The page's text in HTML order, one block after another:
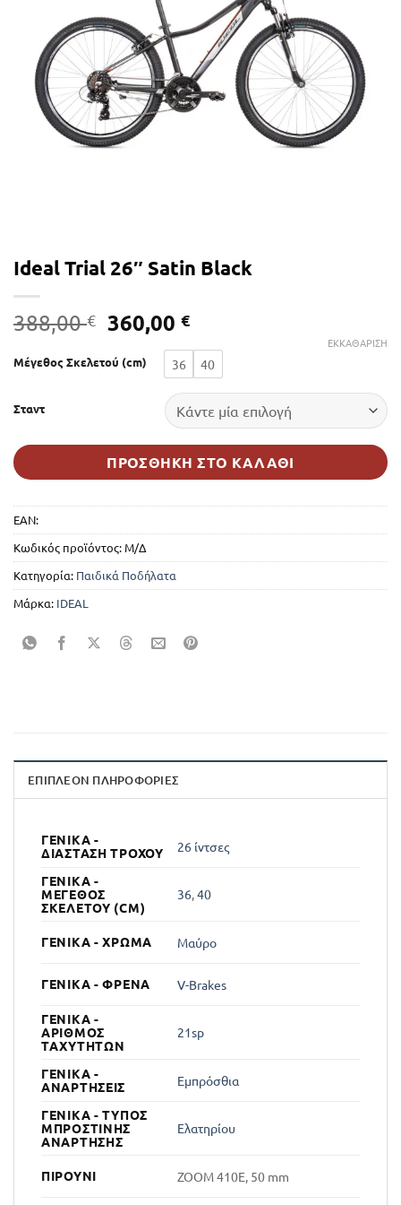
Ideal Trial 26″ Satin Black
388,00€ Original
price
was:
388,00 €.
360,00€Η
τρέχουσα
τιμή
είναι:
360,00 €.
Μέγεθος Σκελετού (cm) 36 40
Σταντ
ΕΚΚΑΘΆΡΙΣΗ
ΠΡΟΣΘΉΚΗ ΣΤΟ ΚΑΛΆΘΙ
EAN:
Κωδικός προϊόντος: Μ/Δ
Κατηγορία: Παιδικά Ποδήλατα
Μάρκα: IDEAL
ΕΠΙΠΛΈΟΝ ΠΛΗΡΟΦΟΡΊΕΣ
ΓΕΝΙΚΆ -
ΔΙΆΣΤΑΣΗ ΤΡΟΧΟΎ
26 ίντσες
ΓΕΝΙΚΆ -
ΜΈΓΕΘΟΣ
ΣΚΕΛΕΤΟΎ (CM)
36,40
ΓΕΝΙΚΆ - ΧΡΏΜΑ Μαύρο
ΓΕΝΙΚΆ - ΦΡΈΝΑ V-Brakes
ΓΕΝΙΚΆ -
ΑΡΙΘΜΌΣ
ΤΑΧΥΤΉΤΩΝ
21sp
ΓΕΝΙΚΆ -
ΑΝΑΡΤΉΣΕΙΣ
Εμπρόσθια
ΓΕΝΙΚΆ - ΤΎΠΟΣ
ΜΠΡΟΣΤΙΝΉΣ
ΑΝΆΡΤΗΣΗΣ
Ελατηρίου
ΠΙΡΟΎΝΙ ZOOM 410E, 50 mm